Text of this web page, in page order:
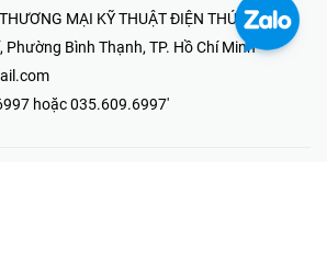
MẠI KỸ THUẬT ĐIỆN THÚY NHI
Bình Thạnh, TP. Hồ Chí Minh
hoặc 035.609.6997'